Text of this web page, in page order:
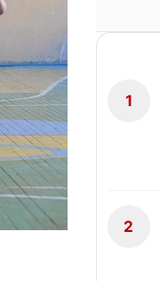
1
2